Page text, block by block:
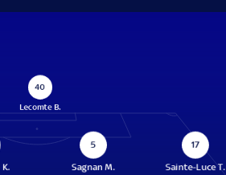
40
Lecomte B.
5
Sagnan M.
17
Sainte-Luce T.